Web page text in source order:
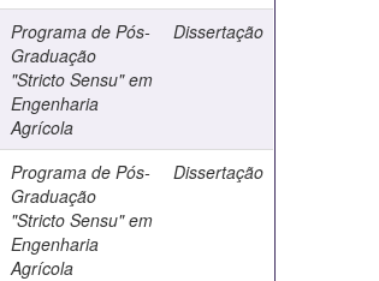
Programa de Pós-
Graduação
"Stricto Sensu" em
Engenharia
Agrícola
Dissertação
Programa de Pós-
Graduação
"Stricto Sensu" em
Engenharia
Agrícola
Dissertação